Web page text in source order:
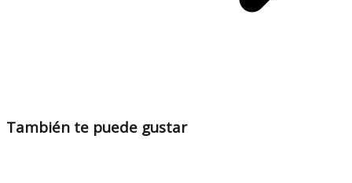
También te puede gustar